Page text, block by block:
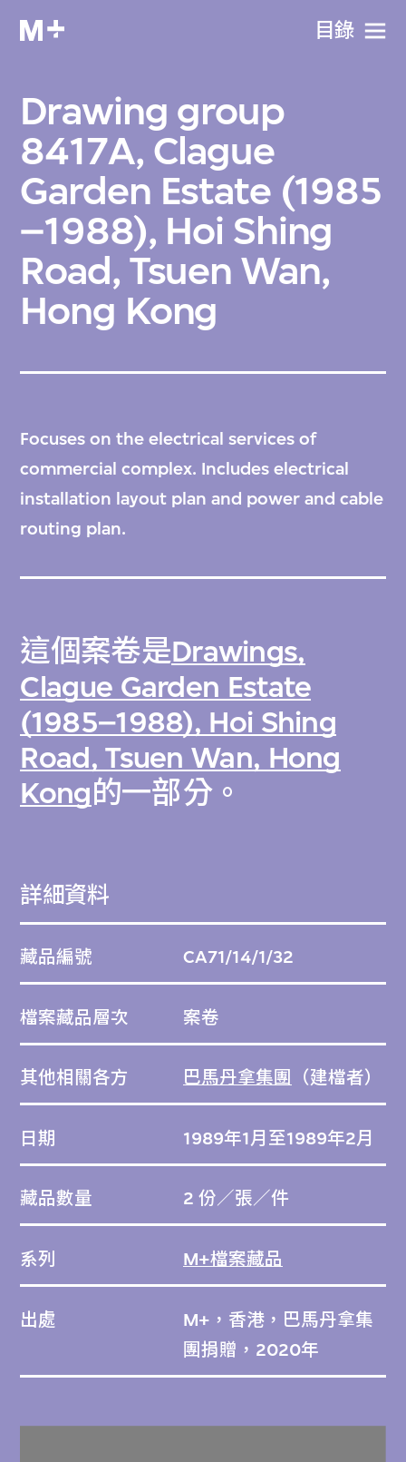
目​錄
Drawing group
8417A, Clague
Garden Estate (1985
–1988), Hoi Shing
Road, Tsuen Wan,
Hong Kong
Focuses on the electrical services of
commercial complex. Includes electrical
installation layout plan and power and cable
routing plan.
這個案卷是Drawings,
Clague Garden Estate
(1985–1988), Hoi Shing
Road, Tsuen Wan, Hong
Kong的一部分。
詳細資料
藏品編號 CA71/14/1/32
檔案藏品層次 案卷
其他相關各方 巴馬丹拿集團 （建檔者）
日期 1989年1月至1989年2月
藏品數量 2 份／張／件
系列 M+檔案藏品
出處
M+，香港，巴馬丹拿集
團捐贈，2020年